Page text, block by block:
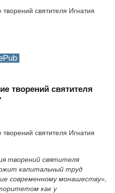
творений святителя
творений святителя
капитальный труд
современному монашеству»,
как у